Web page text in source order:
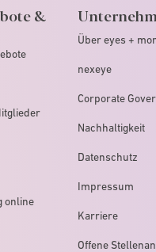
&
online
Über eyes +
nexeye
Corporate
Nachhaltigkeit
Datenschutz
Impressum
Karriere
Offene